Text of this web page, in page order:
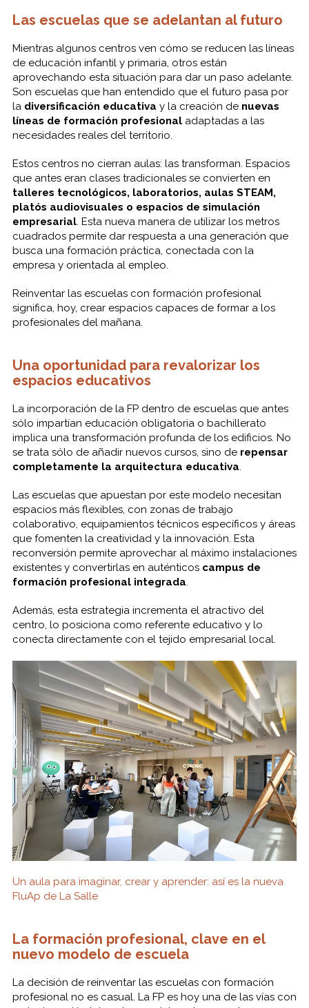
Las escuelas que se adelantan al futuro
Mientras algunos centros ven cómo se reducen las líneas
de educación infantil y primaria, otros están
aprovechando esta situación para dar un paso adelante.
Son escuelas que han entendido que el futuro pasa por
la diversificación educativa y la creación de nuevas
líneas de formación profesionaladaptadas a las
necesidades reales del territorio.
Estos centros no cierran aulas: las transforman. Espacios
que antes eran clases tradicionales se convierten en
talleres tecnológicos, laboratorios, aulas STEAM,
platós audiovisuales o espacios de simulación
empresarial. Esta nueva manera de utilizar los metros
cuadrados permite dar respuesta a una generación que
busca una formación práctica, conectada con la
empresa y orientada al empleo.
Reinventar las escuelas con formación profesional
significa, hoy, crear espacios capaces de formar a los
profesionales del mañana.
Una oportunidad para revalorizar los
espacios educativos
La incorporación de la FP dentro de escuelas que antes
sólo impartían educación obligatoria o bachillerato
implica una transformación profunda de los edificios. No
se trata sólo de añadir nuevos cursos, sino de repensar
completamente la arquitectura educativa.
Las escuelas que apuestan por este modelo necesitan
espacios más flexibles, con zonas de trabajo
colaborativo, equipamientos técnicos específicos y áreas
que fomenten la creatividad y la innovación. Esta
reconversión permite aprovechar al máximo instalaciones
existentes y convertirlas en auténticos campus de
formación profesional integrada.
Además, esta estrategia incrementa el atractivo del
centro, lo posiciona como referente educativo y lo
conecta directamente con el tejido empresarial local.
Un aula para imaginar, crear y aprender: así es la nueva
FluAp de La Salle
La formación profesional, clave en el
nuevo modelo de escuela
La decisión de reinventar las escuelas con formación
profesional no es casual. La FP es hoy una de las vías con